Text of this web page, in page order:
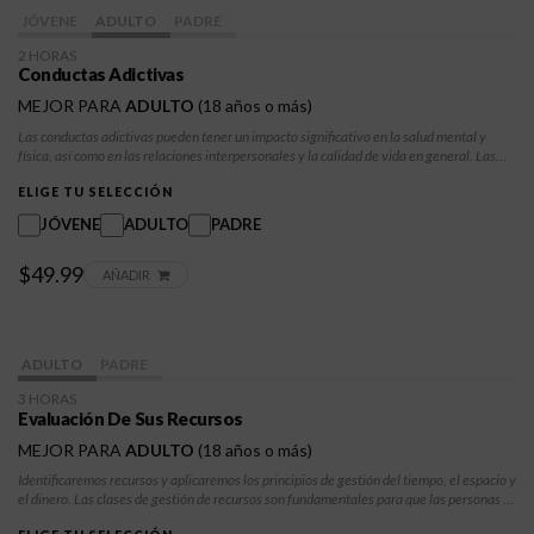
ADULTO
2 HORAS
Conductas Adictivas
MEJOR PARA ADULTO (18 años o más)
Las conductas adictivas pueden tener un impacto significativo en la salud mental y
física, así como en las relaciones interpersonales y la calidad de vida en general. Las
sustancias, como el juego, los videojuegos, el uso de internet, las compras e incluso
ciertos tipos de hábitos alimentarios.
ELIGE TU SELECCIÓN
JÓVENE ADULTO PADRE
$49.99 AÑADIR
ADULTO
3 HORAS
Evaluación De Sus Recursos
MEJOR PARA ADULTO (18 años o más)
Identificaremos recursos y aplicaremos los principios de gestión del tiempo, el espacio y
el dinero. Las clases de gestión de recursos son fundamentales para que las personas y